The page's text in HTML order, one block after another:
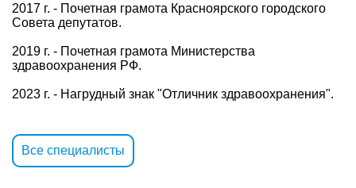
2017 г. - Почетная грамота Красноярского городского
Совета депутатов.
2019 г. - Почетная грамота Министерства
здравоохранения РФ.
2023 г. - Нагрудный знак "Отличник здравоохранения".
Все специалисты